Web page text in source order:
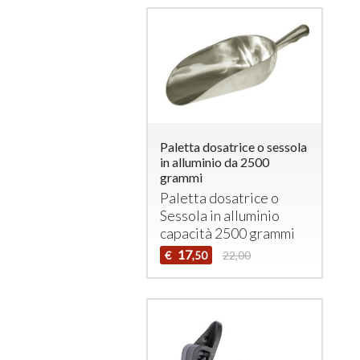
Paletta dosatrice o sessola
in alluminio da 2500
grammi
Paletta dosatrice o
Sessola in alluminio
capacità 2500 grammi
€ 17,50 22,00